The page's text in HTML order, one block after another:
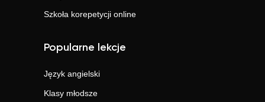
Szkoła korepetycji online
Popularne lekcje
Język angielski
Klasy młodsze